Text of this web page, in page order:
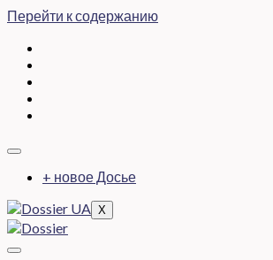
Перейти к содержанию
+ новое Досье
X